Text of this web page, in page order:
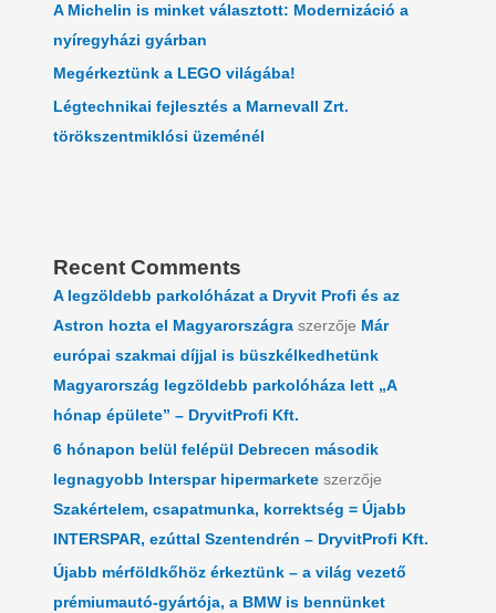
A Michelin is minket választott: Modernizáció a
nyíregyházi gyárban
Megérkeztünk a LEGO világába!
Légtechnikai fejlesztés a Marnevall Zrt.
törökszentmiklósi üzeménél
Recent Comments
A legzöldebb parkolóházat a Dryvit Profi és az
Astron hozta el Magyarországra szerzője Már
európai szakmai díjjal is büszkélkedhetünk
Magyarország legzöldebb parkolóháza lett „A
hónap épülete” – DryvitProfi Kft.
6 hónapon belül felépül Debrecen második
legnagyobb Interspar hipermarkete szerzője
Szakértelem, csapatmunka, korrektség = Újabb
INTERSPAR, ezúttal Szentendrén – DryvitProfi Kft.
Újabb mérföldkőhöz érkeztünk – a világ vezető
prémiumautó-gyártója, a BMW is bennünket